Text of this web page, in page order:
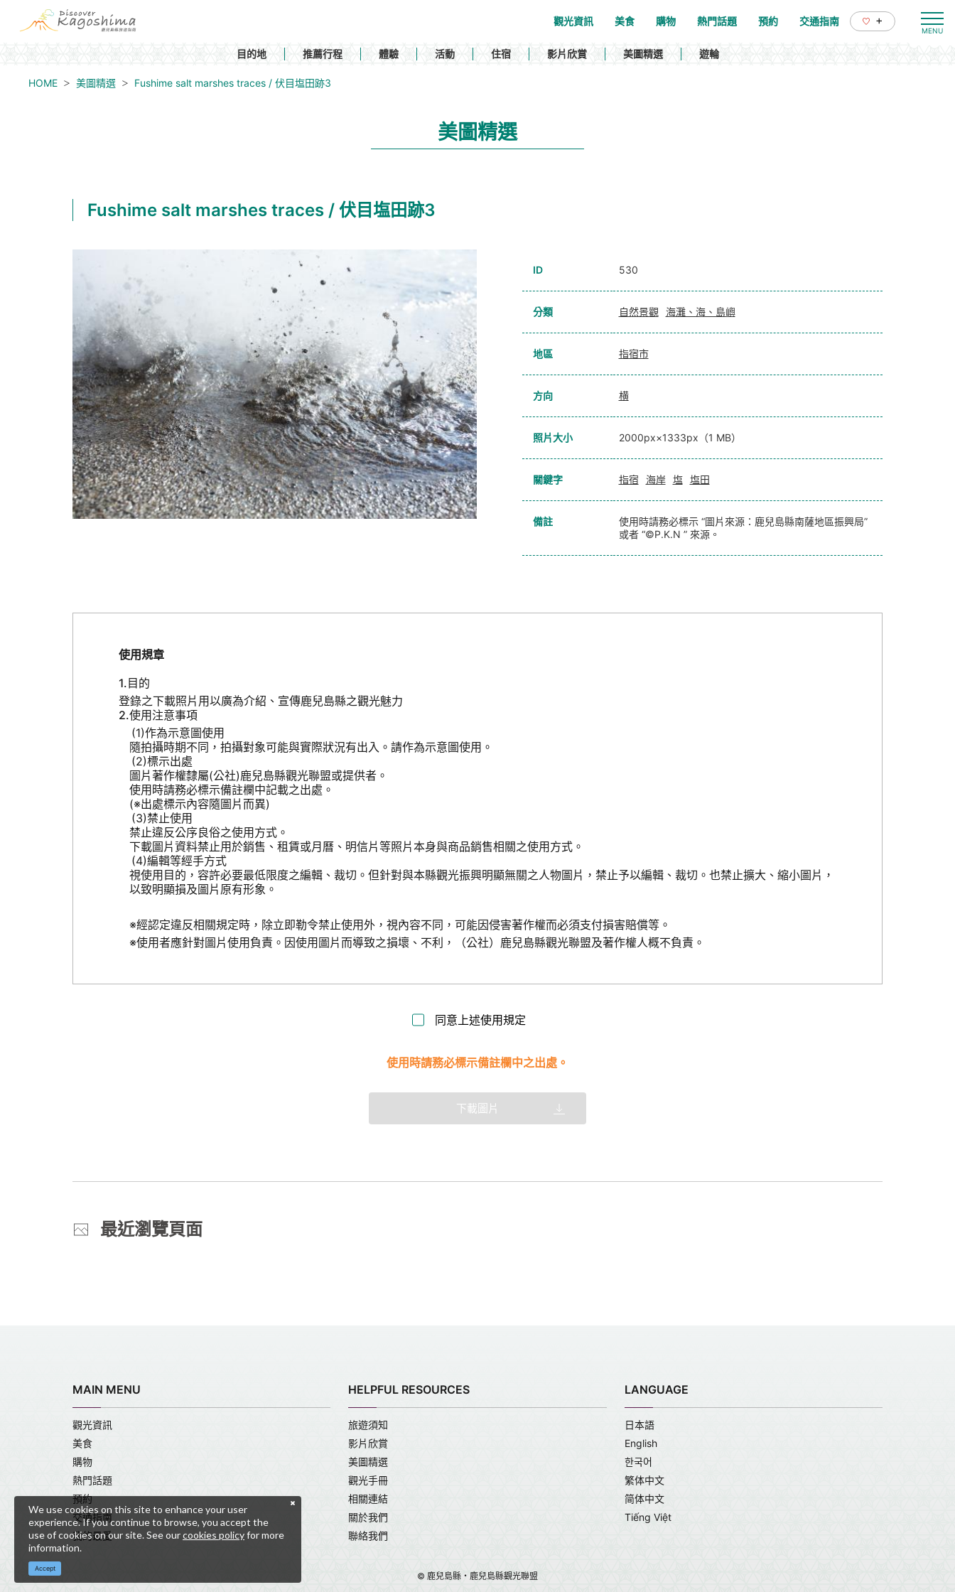
觀光資訊 美食 購物 熱門話題 預約 交通指南 +
目的地 推薦行程 體驗 活動 住宿 影片欣賞 美圖精選 遊輪
HOME 美圖精選 Fushime salt marshes traces / 伏目塩田跡3
美圖精選
Fushime salt marshes traces / 伏目塩田跡3
ID 530
分類 自然景觀 海灘、海、島嶼
地區 指宿市
方向 横
照片大小 2000px×1333px（1 MB）
關鍵字 指宿 海岸 塩 塩田
備註
使用時請務必標示 “圖片來源：鹿兒島縣南薩地區振興局”
或者 “©P.K.N ” 來源。
使用規章
目的
登錄之下載照片用以廣為介紹、宣傳鹿兒島縣之觀光魅力
使用注意事項
作為示意圖使用
隨拍攝時期不同，拍攝對象可能與實際狀況有出入。請作為示意圖使用。
標示出處
圖片著作權隸屬(公社)鹿兒島縣觀光聯盟或提供者。
使用時請務必標示備註欄中記載之出處。
(※出處標示內容隨圖片而異)
禁止使用
禁止違反公序良俗之使用方式。
下載圖片資料禁止用於銷售、租賃或月曆、明信片等照片本身與商品銷售相關之使用方式。
編輯等經手方式
視使用目的，容許必要最低限度之編輯、裁切。但針對與本縣觀光振興明顯無關之人物圖片，禁止予以編輯、裁切。也禁止擴大、縮小圖片，
以致明顯損及圖片原有形象。
※經認定違反相關規定時，除立即勒令禁止使用外，視內容不同，可能因侵害著作權而必須支付損害賠償等。
※使用者應針對圖片使用負責。因使用圖片而導致之損壞、不利，（公社）鹿兒島縣觀光聯盟及著作權人概不負責。
同意上述使用規定
使用時請務必標示備註欄中之出處。
下載圖片
最近瀏覽頁面
MAIN MENU
觀光資訊
美食
購物
熱門話題
預約
交通指南
我的最愛
HELPFUL RESOURCES
旅遊須知
影片欣賞
美圖精選
觀光手冊
相關連結
關於我們
聯絡我們
LANGUAGE
日本語
English
한국어
繁体中文
简体中文
Tiếng Việt
© 鹿兒島縣・鹿兒島縣觀光聯盟
We use cookies on this site to enhance your user
experience. If you continue to browse, you accept the
use of cookies on our site. See ourcookies policyfor more
information.
Accept